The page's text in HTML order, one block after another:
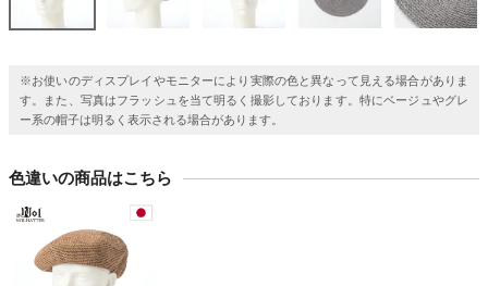
※お使いのディスプレイやモニターにより実際の色と異なって見える場合がありま
す。また、写真はフラッシュを当て明るく撮影しております。特にベージュやグレ
ー系の帽子は明るく表示される場合があります。
色違いの商品はこちら